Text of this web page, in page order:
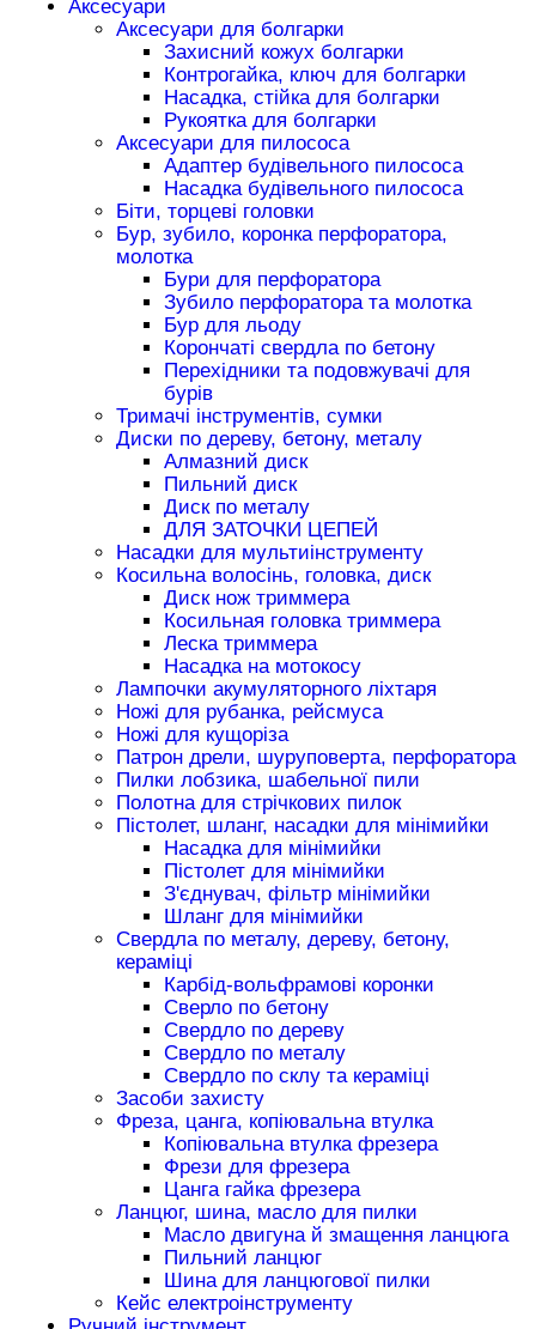
Аксесуари
Аксесуари для болгарки
Захисний кожух болгарки
Контрогайка, ключ для болгарки
Насадка, стійка для болгарки
Рукоятка для болгарки
Аксесуари для пилососа
Адаптер будівельного пилососа
Насадка будівельного пилососа
Біти, торцеві головки
Бур, зубило, коронка перфоратора,
молотка
Бури для перфоратора
Зубило перфоратора та молотка
Бур для льоду
Корончаті свердла по бетону
Перехідники та подовжувачі для
бурів
Тримачі інструментів, сумки
Диски по дереву, бетону, металу
Алмазний диск
Пильний диск
Диск по металу
ДЛЯ ЗАТОЧКИ ЦЕПЕЙ
Насадки для мультиінструменту
Косильна волосінь, головка, диск
Диск нож триммера
Косильная головка триммера
Леска триммера
Насадка на мотокосу
Лампочки акумуляторного ліхтаря
Ножі для рубанка, рейсмуса
Ножі для кущоріза
Патрон дрели, шуруповерта, перфоратора
Пилки лобзика, шабельної пили
Полотна для стрічкових пилок
Пістолет, шланг, насадки для мінімийки
Насадка для мінімийки
Пістолет для мінімийки
З'єднувач, фільтр мінімийки
Шланг для мінімийки
Свердла по металу, дереву, бетону,
кераміці
Карбід-вольфрамові коронки
Сверло по бетону
Свердло по дереву
Свердло по металу
Свердло по склу та кераміці
Засоби захисту
Фреза, цанга, копіювальна втулка
Копіювальна втулка фрезера
Фрези для фрезера
Цанга гайка фрезера
Ланцюг, шина, масло для пилки
Масло двигуна й змащення ланцюга
Пильний ланцюг
Шина для ланцюгової пилки
Кейс електроінструменту